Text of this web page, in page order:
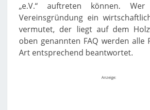
„e.V.“ auftreten können.
Vereinsgründung ein
vermutet, der liegt auf dem
oben genannten FAQ werden alle
Art entsprechend beantwortet.
Anzeige: